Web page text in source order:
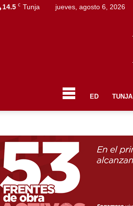
14.5 C Tunja jueves, agosto 6, 2026
ED TUNJA